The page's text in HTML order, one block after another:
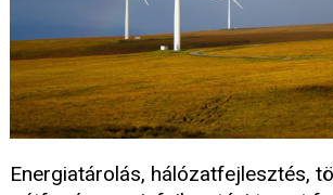
Energiatárolás, hálózatfejlesztés,